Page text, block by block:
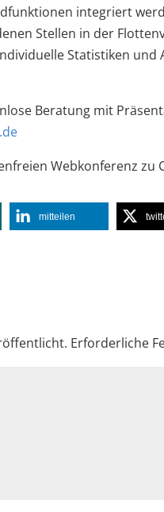
integriert
Stellen in der
Statistiken
Beratung mit
Webkonferenz zu
mitteilen
Erforderliche